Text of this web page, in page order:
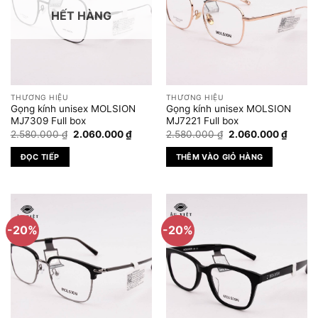
HẾT HÀNG
THƯƠNG HIỆU
Gọng kính unisex MOLSION
MJ7309 Full box
2.580.000₫ Giá
2.060.000₫Giá
hiện
2.060.000 ₫.
ĐỌC TIẾP
THƯƠNG HIỆU
Gọng kính unisex MOLSION
MJ7221 Full box
2.580.000₫ Giá
là:
2.580.000 ₫.
2.060.000₫Giá
hiện
THÊM VÀO GIỎ HÀNG
-20% -20%